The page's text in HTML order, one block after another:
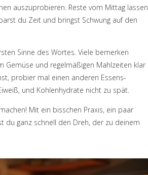
auszuprobieren. Reste vom Mittag lassen
du Zeit und bringst Schwung auf den
Sinne des Wortes. Viele bemerken
Gemüse und regelmäßigen Mahlzeiten klar
probier mal einen anderen Essens-
und Kohlenhydrate nicht zu spät.
Mit ein bisschen Praxis, ein paar
du ganz schnell den Dreh, der zu deinem